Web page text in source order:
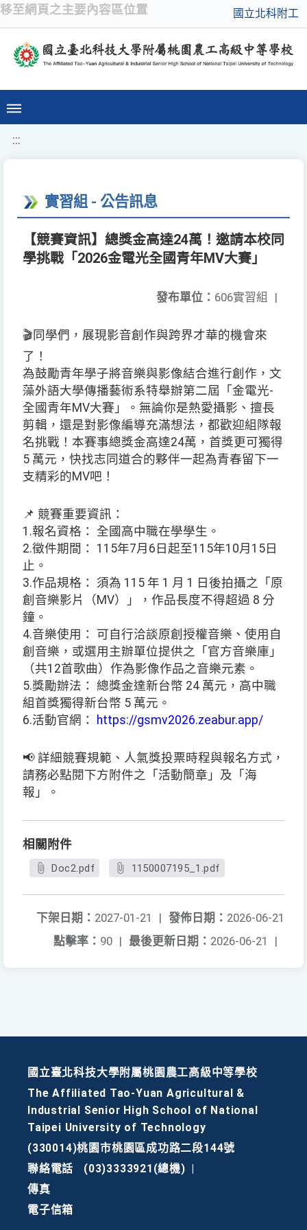
移至網頁之主要內容區位置 國立北科附工
:::
實習組 - 公告訊息
【競賽資訊】總獎金高達24萬！邀請本校同
學挑戰「2026金電光全國青年MV大賽」
發布單位： 606實習組 |
🎬同學們，展現影音創作與跨界才華的機會來
了！
為鼓勵青年學子將音樂與影像結合進行創作，文
藻外語大學傳播藝術系特舉辦第二屆「金電光-
全國青年MV大賽」。無論你是熱愛攝影、擅長
剪輯，還是對影像編導充滿想法，都歡迎組隊報
名挑戰！本賽事總獎金高達24萬，首獎更可獨得
5 萬元，快找志同道合的夥伴一起為青春留下一
支精彩的MV吧！
📌 競賽重要資訊：
1.報名資格： 全國高中職在學學生。
2.徵件期間： 115年7月6日起至115年10月15日
止。
3.作品規格： 須為 115 年 1 月 1 日後拍攝之「原
創音樂影片（MV）」，作品長度不得超過 8 分
鐘。
4.音樂使用： 可自行洽談原創授權音樂、使用自
創音樂，或選用主辦單位提供之「官方音樂庫」
（共12首歌曲）作為影像作品之音樂元素。
5.獎勵辦法： 總獎金達新台幣 24 萬元，高中職
組首獎獨得新台幣 5 萬元。
6.活動官網： https://gsmv2026.zeabur.app/
📢 詳細競賽規範、人氣獎投票時程與報名方式，
請務必點閱下方附件之「活動簡章」及「海
報」。
相關附件
Doc2.pdf 1150007195_1.pdf
發佈日期： 2026-06-21
下架日期： 2027-01-21
|
最後更新日期： 2026-06-21 |
點擊率： 90 |
國立臺北科技大學附屬桃園農工高級中等學校
The Affiliated Tao-Yuan Agricultural &
Industrial Senior High School of National
Taipei University of Technology
(330014)桃園市桃園區成功路二段144號
聯絡電話
(03)3333921(總機)
傳真
電子信箱